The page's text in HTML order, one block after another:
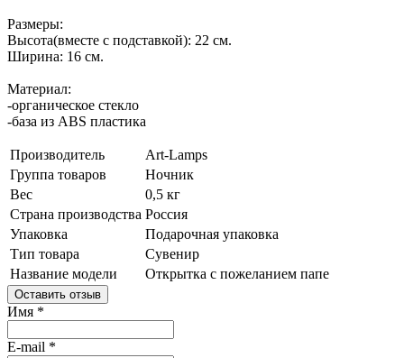
Размеры:
Высота(вместе с подставкой): 22 см.
Ширина: 16 см.
Материал:
-органическое стекло
-база из ABS пластика
Производитель
Art-Lamps
Группа товаров
Ночник
Вес
0,5 кг
Страна производства Россия
Упаковка
Подарочная упаковка
Тип товара
Сувенир
Название модели
Открытка с пожеланием папе
Оставить отзыв
Имя *
E-mail *